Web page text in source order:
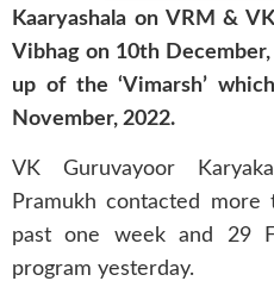
Kaaryashala on VRM &
Vibhag on 10th
up of the ‘Vimarsh’
November, 2022.
VK Guruvayoor
Pramukh contacted
past one week and 29
program yesterday.